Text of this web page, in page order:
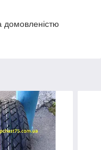
домовленістю